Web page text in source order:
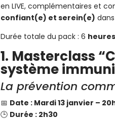
en LIVE, complémentaires et
confiant(e) et serein(e)
Durée totale du pack : 6
1. Masterclass
système
La prévention
📅 Date : Mardi 13 janvier –
🕒 Durée : 2h30